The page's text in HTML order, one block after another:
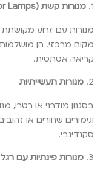
1. מנורות קשת (Arc Floor Lamps)
מנורות עם זרוע
מקום מרכזי. הן
קריאה אסתטית.
2. מנורות תעשייתיות
בסגנון מודרני או רטרו,
וגימורים שחורים או
סקנדינבי.
3. מנורות פינתיות עם